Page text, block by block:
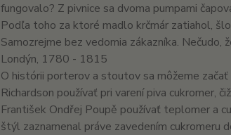
fungovalo? Z pivnice sa dvoma pumpami
Podľa toho za ktoré madlo krčmár zatiahol,
Samozrejme bez vedomia zákazníka. Nečudo,
Londýn, 1780 - 1815
O histórii porterov a stoutov sa môžeme
Richardson používať pri varení piva cukromer,
František Ondřej Poupě používať teplomer a
štýl zaznamenal práve zavedením cukromeru